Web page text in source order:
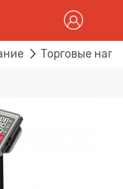
Торговые